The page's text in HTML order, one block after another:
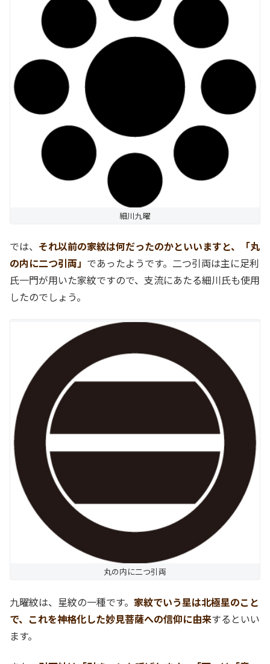
細川九曜
では、 それ以前の家紋は何だったのかといいますと、「丸
の内に二つ引両」 であったようです。二つ引両は主に足利
氏一門が用いた家紋ですので、支流にあたる細川氏も使用
したのでしょう。
丸の内に二つ引両
九曜紋は、星紋の一種です。 家紋でいう星は北極星のこと
で、これを神格化した妙見菩薩への信仰に由来するといい
ます。